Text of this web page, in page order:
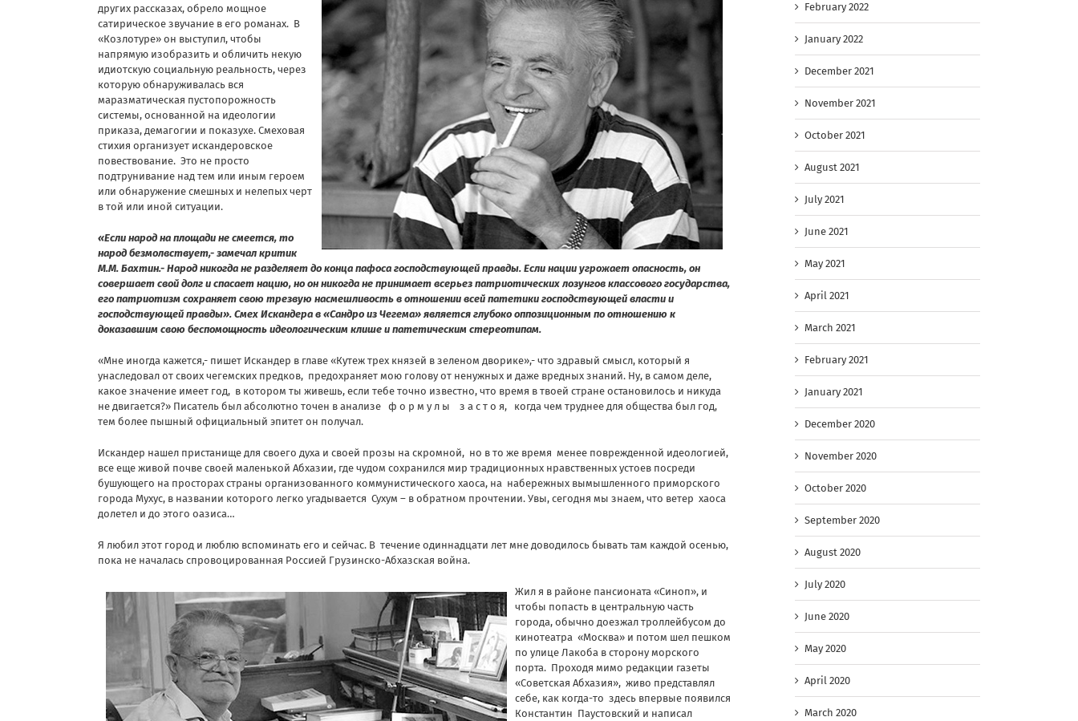
других рассказах, обрело мощное
сатирическое звучание в его романах. В
«Козлотуре» он выступил, чтобы
напрямую изобразить и обличить некую
идиотскую социальную реальность, через
которую обнаруживалась вся
маразматическая пустопорожность
системы, основанной на идеологии
приказа, демагогии и показухе. Смеховая
стихия организует искандеровское
повествование. Это не просто
подтрунивание над тем или иным героем
или обнаружение смешных и нелепых черт
в той или иной ситуации.
«Если народ на площади не смеется, то
народ безмолвствует,- замечал критик
М.М. Бахтин.- Народ никогда не разделяет до конца пафоса господствующей правды. Если нации угрожает опасность, он
совершает свой долг и спасает нацию, но он никогда не принимает всерьез патриотических лозунгов классового государства,
его патриотизм сохраняет свою трезвую насмешливость в отношении всей патетики господствующей власти и
господствующей правды». Смех Искандера в «Сандро из Чегема» является глубоко оппозиционным по отношению к
доказавшим свою беспомощность идеологическим клише и патетическим стереотипам.
«Мне иногда кажется,- пишет Искандер в главе «Кутеж трех князей в зеленом дворике»,- что здравый смысл, который я
унаследовал от своих чегемских предков, предохраняет мою голову от ненужных и даже вредных знаний. Ну, в самом деле,
какое значение имеет год, в котором ты живешь, если тебе точно известно, что время в твоей стране остановилось и никуда
не двигается?» Писатель был абсолютно точен в анализе ф о р м у л ы з а с т о я, когда чем труднее для общества был год,
тем более пышный официальный эпитет он получал.
Искандер нашел пристанище для своего духа и своей прозы на скромной, но в то же время менее поврежденной идеологией,
все еще живой почве своей маленькой Абхазии, где чудом сохранился мир традиционных нравственных устоев посреди
бушующего на просторах страны организованного коммунистического хаоса, на набережных вымышленного приморского
города Мухус, в названии которого легко угадывается Сухум – в обратном прочтении. Увы, сегодня мы знаем, что ветер хаоса
долетел и до этого оазиса…
Я любил этот город и люблю вспоминать его и сейчас. В течение одиннадцати лет мне доводилось бывать там каждой осенью,
пока не началась спровоцированная Россией Грузинско-Абхазская война.
Жил я в районе пансионата «Синоп», и
чтобы попасть в центральную часть
города, обычно доезжал троллейбусом до
кинотеатра «Москва» и потом шел пешком
по улице Лакоба в сторону морского
порта. Проходя мимо редакции газеты
«Советская Абхазия», живо представлял
себе, как когда-то здесь впервые появился
Константин Паустовский и написал
February 2022
January 2022
December 2021
November 2021
October 2021
August 2021
July 2021
June 2021
May 2021
April 2021
March 2021
February 2021
January 2021
December 2020
November 2020
October 2020
September 2020
August 2020
July 2020
June 2020
May 2020
April 2020
March 2020